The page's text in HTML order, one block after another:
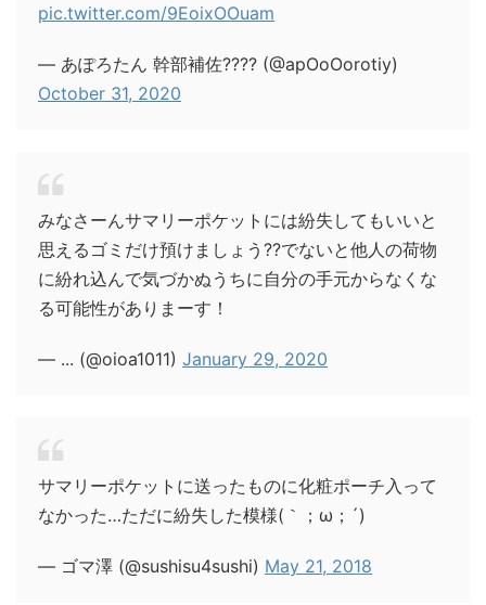
pic.twitter.com/9EoixOOuam
— あぽろたん 幹部補佐???? (@apOoOorotiy)
October 31, 2020
みなさーんサマリーポケットには紛失してもいいと
思えるゴミだけ預けましょう??でないと他人の荷物
に紛れ込んで気づかぬうちに自分の手元からなくな
る可能性がありまーす！
— ... (@oioa1011) January 29, 2020
サマリーポケットに送ったものに化粧ポーチ入って
なかった…ただに紛失した模様(｀；ω；´)
— ゴマ澤 (@sushisu4sushi) May 21, 2018